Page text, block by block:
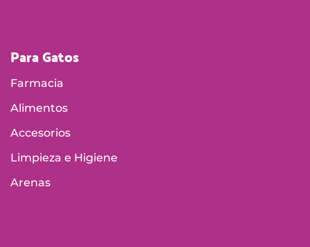
Para Gatos
Farmacia
Alimentos
Accesorios
Limpieza e Higiene
Arenas